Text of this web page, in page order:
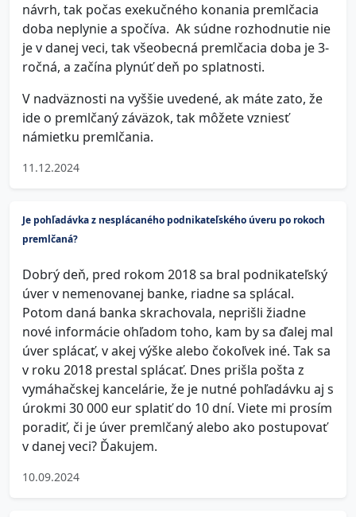
návrh, tak počas exekučného konania premlčacia
doba neplynie a spočíva. Ak súdne rozhodnutie nie
je v danej veci, tak všeobecná premlčacia doba je 3-
ročná, a začína plynúť deň po splatnosti.
V nadväznosti na vyššie uvedené, ak máte zato, že
ide o premlčaný záväzok, tak môžete vzniesť
námietku premlčania.
11.12.2024
Je pohľadávka z nesplácaného podnikateľského úveru po rokoch
premlčaná?
Dobrý deň, pred rokom 2018 sa bral podnikateľský
úver v nemenovanej banke, riadne sa splácal.
Potom daná banka skrachovala, neprišli žiadne
nové informácie ohľadom toho, kam by sa ďalej mal
úver splácať, v akej výške alebo čokoľvek iné. Tak sa
v roku 2018 prestal splácať. Dnes prišla pošta z
vymáhačskej kancelárie, že je nutné pohľadávku aj s
úrokmi 30 000 eur splatiť do 10 dní. Viete mi prosím
poradiť, či je úver premlčaný alebo ako postupovať
v danej veci? Ďakujem.
10.09.2024